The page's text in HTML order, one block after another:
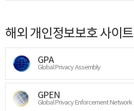
해외 개인정보보호 사이트
GPA
Global Privacy Assembly
GPEN
Global Privacy Enforcement Network